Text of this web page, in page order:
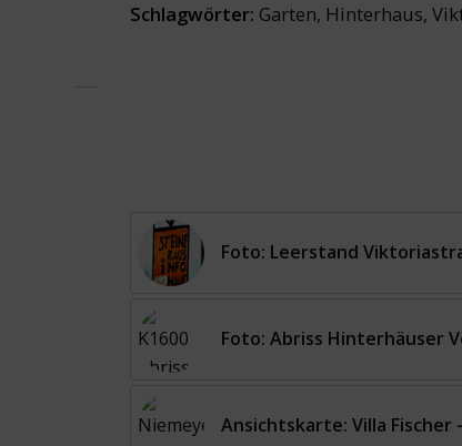
Schlagwörter: Garten, Hinterhaus,
Foto: Leerstand
Foto: Abriss Hinterhäuser
Ansichtskarte: Villa Fischer